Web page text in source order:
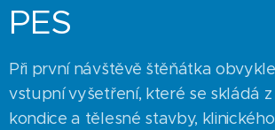
PES
Při první návštěvě štěňátka
vstupní vyšetření, které se skládá
kondice a tělesné stavby,